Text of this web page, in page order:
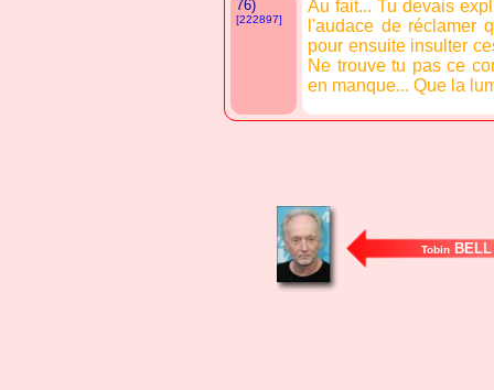
76)
[222897]
Au fait... Tu devais
l'audace de réclamer
pour ensuite insulter
Ne trouve tu pas ce
en manque... Que la
Tobin BELL